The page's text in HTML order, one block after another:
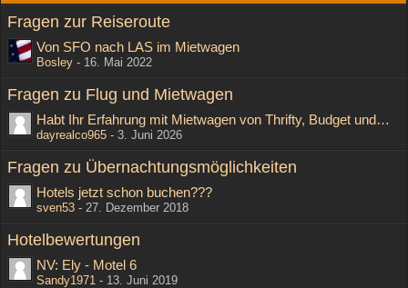
Fragen zur Reiseroute
Von SFO nach LAS im Mietwagen
Bosley - 16. Mai 2022
Fragen zu Flug und Mietwagen
Habt Ihr Erfahrung mit Mietwagen von Thrifty, Budget und Dollar?
dayrealco965 - 3. Juni 2026
Fragen zu Übernachtungsmöglichkeiten
Hotels jetzt schon buchen???
sven53 - 27. Dezember 2018
Hotelbewertungen
NV: Ely - Motel 6
Sandy1971 - 13. Juni 2019